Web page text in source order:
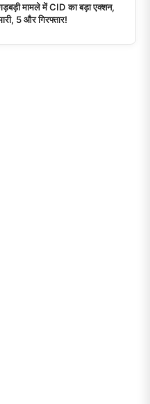
मामले में CID का बड़ा एक्शन,
5 और गिरफ्तार!